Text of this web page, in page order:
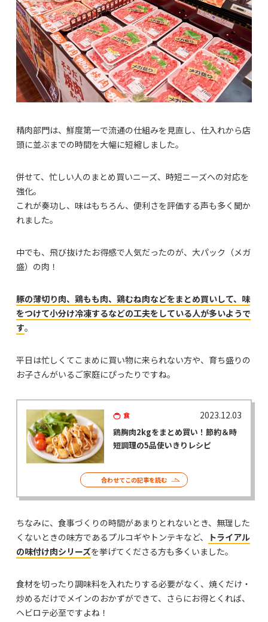
精肉部門は、鮮度第一で流通の仕組みを見直し、仕入れから店
頭に並ぶまでの時間を大幅に短縮しました。
併せて、忙しい人のまとめ買いニーズ、時短ニーズへの対応を
強化。
これが奏功し、味はもちろん、便利さを評価する声も多く聞か
れました。
中でも、飛び抜けたお得感で人気だったのが、大パック（メガ
盛）の肉！
豚の薄切り肉、鶏もも肉、鶏むね肉などをまとめ買いして、味
をつけて小分け冷凍するなどの工夫をしている人が多いようで
す。
平日は忙しくてこまめに買い物に来られない方や、育ち盛りの
お子さんがいるご家庭にぴったりですね。
食 2023.12.03
鶏胸肉2kgをまとめ買い！節約＆時
短調理の5品使いきりレシピ
合わせてこの記事を読む
ちなみに、食事づくりの時間があまりとれないとき、無理した
くないときの味方であるプルコギやトンテキなど、
トライアル
の味付け肉シリーズを挙げてくださる方も多くいました。
食材を切ったり調味料を入れたりする必要がなく、焼くだけ・
炒めるだけでメインのおかずができて、さらにお得とくれば、
ヘビロテ必至ですよね！